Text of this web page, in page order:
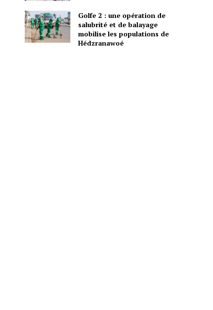
Golfe 2 : une opération de
salubrité et de balayage
mobilise les populations de
Hédzranawoé